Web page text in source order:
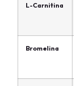
L-Carnitina
Bromelina